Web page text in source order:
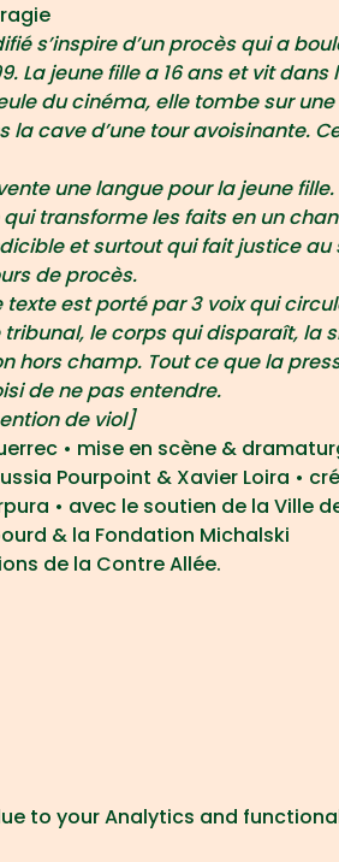
s’inspire d’un procès qui a
La jeune fille a 16 ans et vit
du cinéma, elle tombe sur
la cave d’une tour avoisinante.
une langue pour la jeune
transforme les faits en un
et surtout qui fait justice
de procès.
est porté par 3 voix qui
le corps qui disparaît, la
hors champ. Tout ce que la
de ne pas entendre.
de viol]
• mise en scène &
Pourpoint & Xavier Loira •
• avec le soutien de la Ville
& la Fondation Michalski
de la Contre Allée.
to your Analytics and